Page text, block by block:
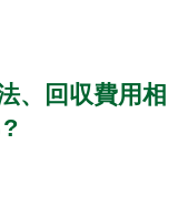
、回収費用相